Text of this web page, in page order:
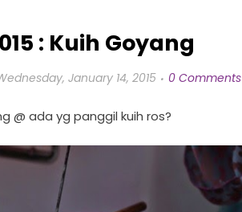
: Kuih Goyang
January 14, 2015 0 Comments
@ ada yg panggil kuih ros?